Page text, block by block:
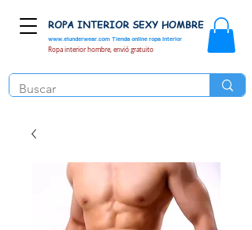
www.elunderwear.com Tienda online ropa interior
ROPA INTERIOR SEXY HOMBRE
Ropa interior hombre, envió gratuito